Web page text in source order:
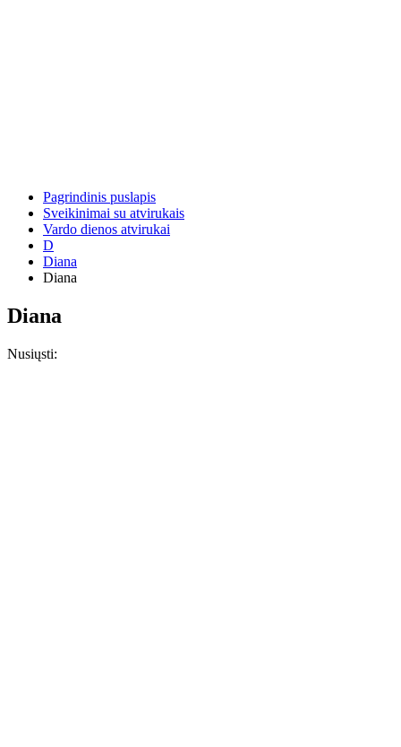
Pagrindinis puslapis
Sveikinimai su atvirukais
Vardo dienos atvirukai
D
Diana
Diana
Diana
Nusiųsti: